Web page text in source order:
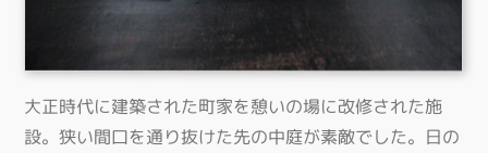
大正時代に建築された町家を憩いの場に改修された施
設。狭い間口を通り抜けた先の中庭が素敵でした。日の